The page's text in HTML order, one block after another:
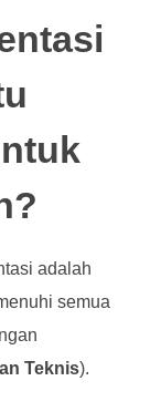
adalah
semua
Teknis).